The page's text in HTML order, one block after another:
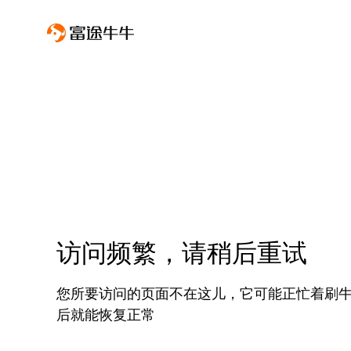
访问频繁，请稍后重试
您所要访问的页面不在这儿，它可能正忙着刷
后就能恢复正常